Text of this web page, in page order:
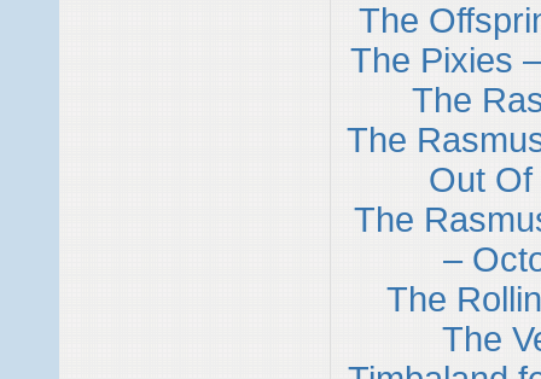
The
The Pixies
The
The
Out
The
–
The
The